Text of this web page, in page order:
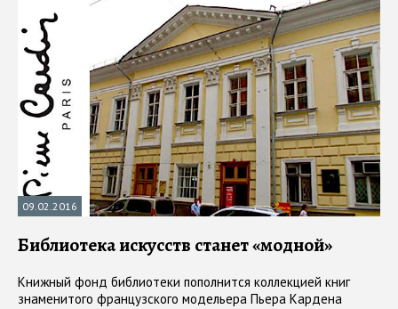
09.02.2016
Библиотека искусств станет «модной»
Книжный фонд библиотеки пополнится коллекцией книг
знаменитого французского модельера Пьера Кардена